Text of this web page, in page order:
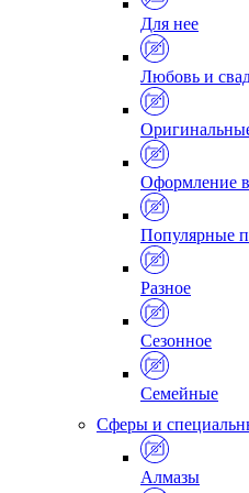
Для нее
Любовь и
Оформление
Популярные
Разное
Сезонное
Семейные
Сферы и
Алмазы